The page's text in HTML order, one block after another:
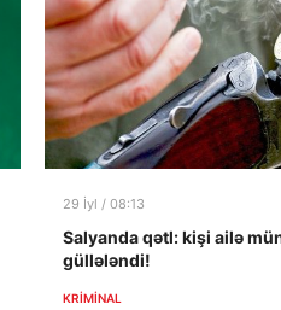
29 İyl / 08:13
Salyanda qətl: kişi ailə
güllələndi!
KRIMINAL